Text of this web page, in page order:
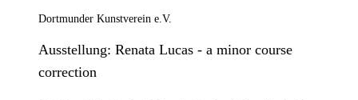
Dortmunder Kunstverein e.V.
Ausstellung: Renata Lucas - a minor course
correction